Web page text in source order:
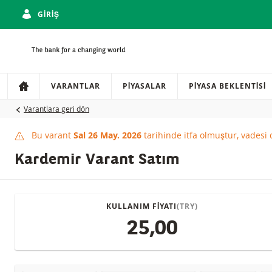
GIRIŞ
Gezinti
Sitede gezinti
VARANTLAR PIYASALAR PIYASA BEKLENTISI
Varantlara geri dön
This product has
Bu varant Sal 26 May. 2026 tarihinde itfa olmuştur, vadesi
Kardemir Varant Satım
KULLANIM FIYATI(TRY)
25,00